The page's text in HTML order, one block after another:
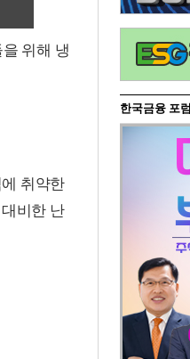
위해 냉
취약한
비한 난
한국금융 포럼